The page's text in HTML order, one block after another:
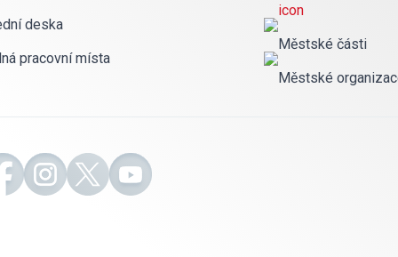
deska
pracovní místa
Městské části
Městské